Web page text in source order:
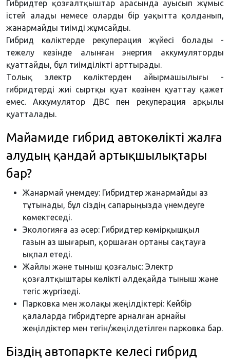
Гибридтер қозғалтқыштар арасында ауысып жұмыс
істей алады немесе оларды бір уақытта қолданып,
жанармайды тиімді жұмсайды.
Гибрид көліктерде рекуперация жүйесі болады -
тежелу кезінде алынған энергия аккумуляторды
қуаттайды, бұл тиімділікті арттырады.
Толық электр көліктерден айырмашылығы -
гибридтерді жиі сыртқы қуат көзінен қуаттау қажет
емес. Аккумулятор ДВС пен рекуперация арқылы
қуатталады.
Майамиде гибрид автокөлікті жалға
алудың қандай артықшылықтары
бар?
Жанармай үнемдеу: Гибридтер жанармайды аз
тұтынады, бұл сіздің сапарыңызда үнемдеуге
көмектеседі.
Экологияға аз әсер: Гибридтер көмірқышқыл
газын аз шығарып, қоршаған ортаны сақтауға
ықпал етеді.
Жайлы және тыныш қозғалыс: Электр
қозғалтқыштары көлікті әлдеқайда тыныш және
тегіс жүргізеді.
Парковка мен жолақы жеңілдіктері: Кейбір
қалаларда гибридтерге арналған арнайы
жеңілдіктер мен тегін/жеңілдетілген парковка бар.
Біздің автопаркте келесі гибрид